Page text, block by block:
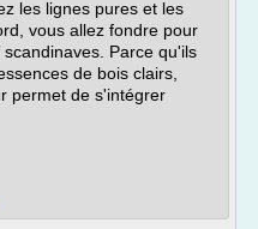
les lignes pures et les
vous allez fondre pour
Parce qu'ils
de bois clairs,
permet de s'intégrer